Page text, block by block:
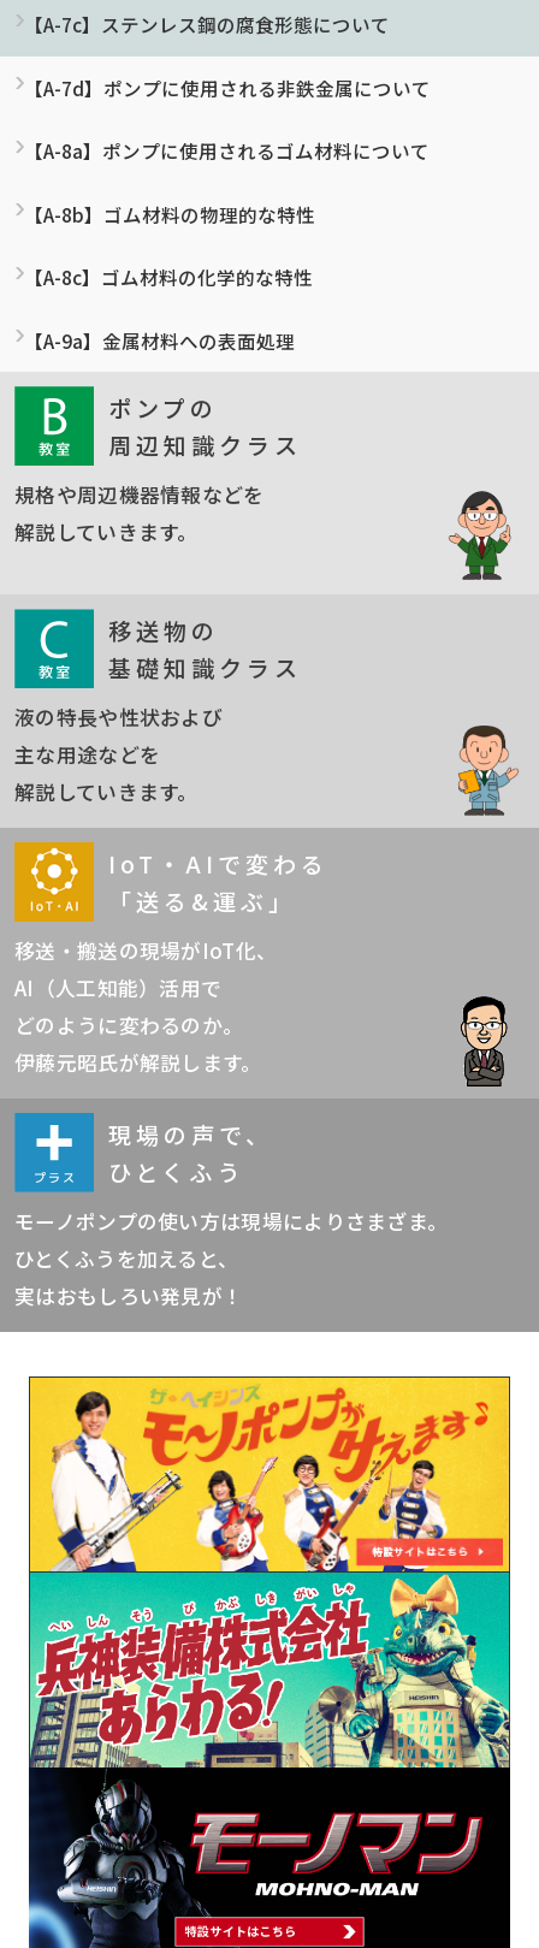
【A-7c】ステンレス鋼の腐食形態について
【A-7d】ポンプに使用される非鉄金属について
【A-8a】ポンプに使用されるゴム材料について
【A-8b】ゴム材料の物理的な特性
【A-8c】ゴム材料の化学的な特性
【A-9a】金属材料への表面処理
ポンプの
周辺知識クラス
規格や周辺機器情報などを
解説していきます。
移送物の
基礎知識クラス
液の特長や性状および
主な用途などを
解説していきます。
IoT・AIで変わる
「送る&運ぶ」
移送・搬送の現場がIoT化、
AI（人工知能）活用で
どのように変わるのか。
伊藤元昭氏が解説します。
現場の声で、
ひとくふう
モーノポンプの使い方は現場によりさまざま。
ひとくふうを加えると、
実はおもしろい発見が！